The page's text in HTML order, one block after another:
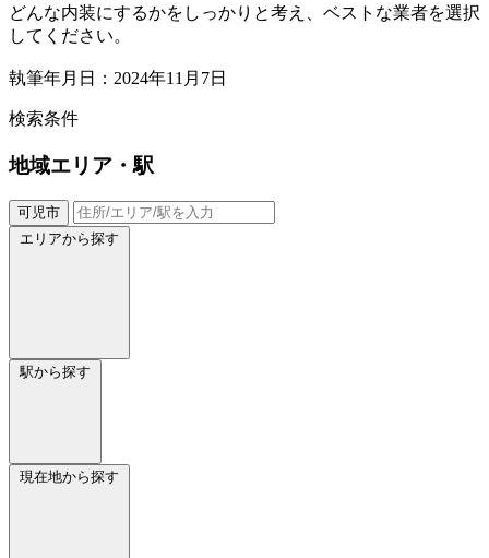
どんな内装にするかをしっかりと考え、ベストな業者を選択
してください。
執筆年月日：2024年11月7日
検索条件
地域エリア・駅
可児市
エリアから探す
駅から探す
現在地から探す